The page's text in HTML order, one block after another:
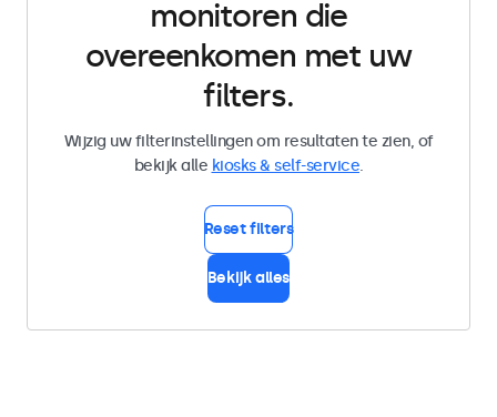
monitoren die
overeenkomen met uw
filters.
Wijzig uw filterinstellingen om resultaten te zien, of
bekijk alle kiosks & self-service.
Reset filters
Bekijk alles